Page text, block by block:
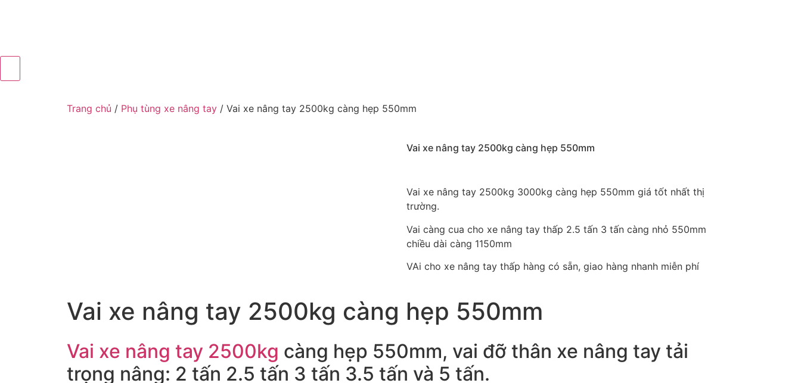
Trang chủ / Phụ tùng xe nâng tay / Vai xe nâng tay 2500kg càng hẹp 550mm
Vai xe nâng tay 2500kg càng hẹp 550mm
Vai xe nâng tay 2500kg 3000kg càng hẹp 550mm giá tốt nhất thị
trường.
Vai càng cua cho xe nâng tay thấp 2.5 tấn 3 tấn càng nhỏ 550mm
chiều dài càng 1150mm
VAi cho xe nâng tay thấp hàng có sẵn, giao hàng nhanh miễn phí
Vai xe nâng tay 2500kg càng hẹp 550mm
Vai xe nâng tay 2500kg càng hẹp 550mm, vai đỡ thân xe nâng tay tải
trọng nâng: 2 tấn 2.5 tấn 3 tấn 3.5 tấn và 5 tấn.